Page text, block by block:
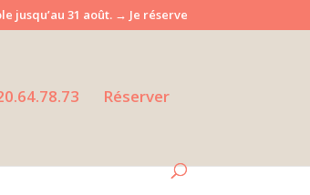
jusqu’au 31 août. → Je réserve
Réserver